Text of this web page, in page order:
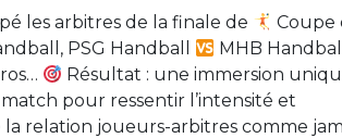
les arbitres de la finale de
Coupe
PSG Handball
MHB
Résultat : une immersion
pour ressentir l’intensité et
relation joueurs-arbitres comme